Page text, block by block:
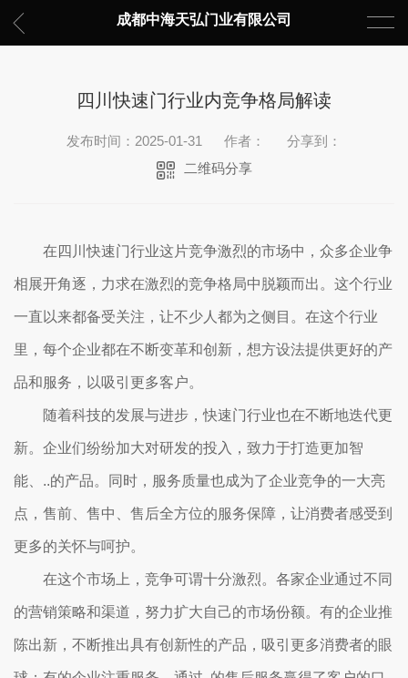
成都中海天弘门业有限公司
四川快速门行业内竞争格局解读
发布时间：2025-01-31 作者：
分享到：
二维码分享
在四川快速门行业这片竞争激烈的市场中，众多企业争
相展开角逐，力求在激烈的竞争格局中脱颖而出。这个行业
一直以来都备受关注，让不少人都为之侧目。在这个行业
里，每个企业都在不断变革和创新，想方设法提供更好的产
品和服务，以吸引更多客户。
随着科技的发展与进步，快速门行业也在不断地迭代更
新。企业们纷纷加大对研发的投入，致力于打造更加智
能、..的产品。同时，服务质量也成为了企业竞争的一大亮
点，售前、售中、售后全方位的服务保障，让消费者感受到
更多的关怀与呵护。
在这个市场上，竞争可谓十分激烈。各家企业通过不同
的营销策略和渠道，努力扩大自己的市场份额。有的企业推
陈出新，不断推出具有创新性的产品，吸引更多消费者的眼